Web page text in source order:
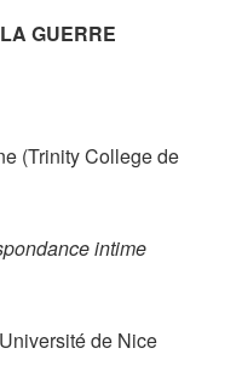
GUERRE
(Trinity College de
intime
de Nice